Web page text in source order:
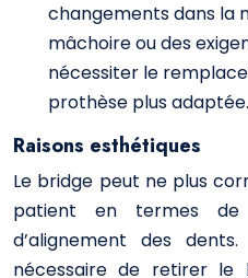
changements dans la
mâchoire ou des
nécessiter le
prothèse plus adaptée.
Raisons esthétiques
Le bridge peut ne plus
patient en termes
d’alignement des
nécessaire de retirer le